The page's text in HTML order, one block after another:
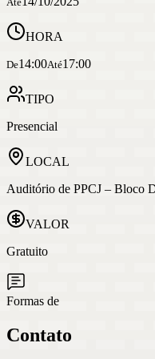
HORA
De14:00Até17:00
TIPO
Presencial
LOCAL
Auditório de PPCJ – Bloco
VALOR
Gratuito
Formas de
Contato